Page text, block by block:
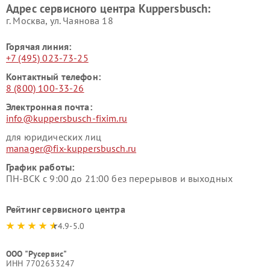
Ремонт сушильных машин Kuppersbusch
Адрес сервисного центра Kuppersbusch:
г. Москва, ул. Чаянова 18
Горячая линия:
+7 (495) 023-73-25
Контактный телефон:
8 (800) 100-33-26
Электронная почта:
info@kuppersbusch-fixim.ru
для юридических лиц
manager@fix-kuppersbusch.ru
График работы:
ПН-ВСК с 9:00 до 21:00 без перерывов и выходных
Рейтинг сервисного центра
4.9-5.0
ООО "Русервис"
ИНН 7702633247